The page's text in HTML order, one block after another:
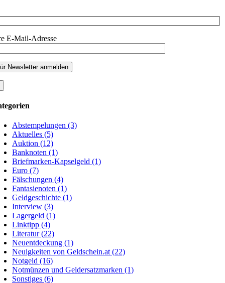
E-Mail-Adresse
Abstempelungen (3)
Aktuelles (5)
Auktion (12)
Banknoten (1)
Briefmarken-Kapselgeld (1)
Euro (7)
Fälschungen (4)
Fantasienoten (1)
Geldgeschichte (1)
Interview (3)
Lagergeld (1)
Linktipp (4)
Literatur (22)
Neuentdeckung (1)
Neuigkeiten von Geldschein.at (22)
Notgeld (16)
Notmünzen und Geldersatzmarken (1)
Sonstiges (6)